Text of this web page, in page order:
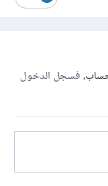
فسجل الدخول